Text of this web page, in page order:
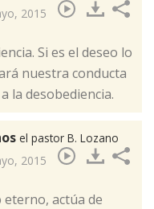
2015
Si es el deseo lo
nuestra conducta
la desobediencia.
el pastor B. Lozano
2015
eterno, actúa de